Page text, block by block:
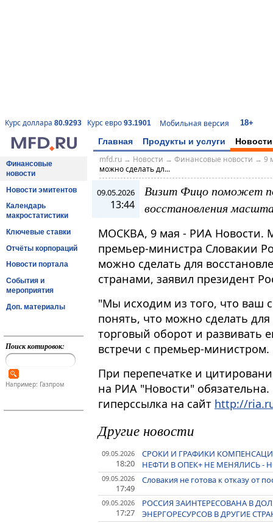
Курс доллара 80.9293 Курс евро 93.1901 Мобильная версия 18+
Главная Продукты и услуги Новости
Финансовые
новости
Новости эмитентов
Календарь
макростатистики
Ключевые ставки
Отчёты корпораций
Новости портала
События и
мероприятия
Доп. материалы
Поиск котировок:
Например: Газпром
mfd.ru→ Новости → Финансовые новости → 9
можно сделать дл...
09.05.2026
13:44
Визит Фицо поможет
восстановления
МОСКВА, 9 мая - РИА Новости.
премьер-министра Словакии
можно сделать для
странами, заявил президент
"Мы исходим из того, что ваш
понять, что можно сделать
торговый оборот и развивать
встречи с премьер-министром​​​.
При перепечатке и
на РИА "Новости"
гиперссылка на сайт http://
Другие новости
09.05.2026
18:20
СРОКИ И ГРАФИКИ
НЕФТИ В ОПЕК+ НЕ МЕНЯЛИСЬ -
09.05.2026
17:49
Словакия не готова к отказу от
09.05.2026
17:27
РОССИЯ ЗАИНТЕРЕСОВАНА В
ЭНЕРГОРЕСУРСОВ В ДРУГИЕ